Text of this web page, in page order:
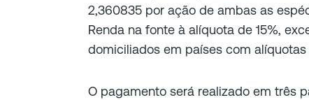
2,360835 por ação de ambas as
Renda na fonte à alíquota de 15%,
domiciliados em países com
O pagamento será realizado em três